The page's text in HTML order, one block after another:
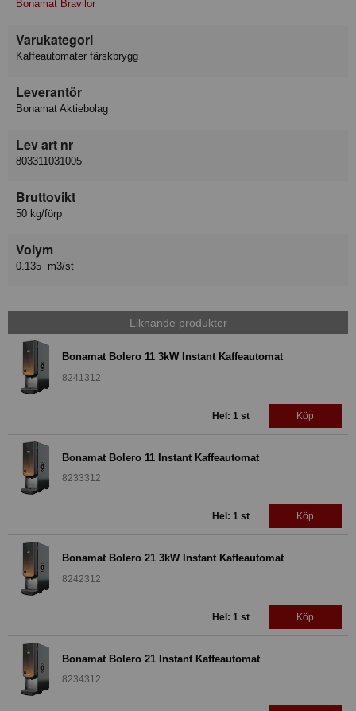
Bonamat Bravilor
Varukategori
Kaffeautomater färskbrygg
Leverantör
Bonamat Aktiebolag
Lev art nr
803311031005
Bruttovikt
50 kg/förp
Volym
0.135 m3/st
Liknande produkter
Bonamat Bolero 11 3kW Instant Kaffeautomat
8241312
Hel: 1 st Köp
Bonamat Bolero 11 Instant Kaffeautomat
8233312
Hel: 1 st Köp
Bonamat Bolero 21 3kW Instant Kaffeautomat
8242312
Hel: 1 st Köp
Bonamat Bolero 21 Instant Kaffeautomat
8234312